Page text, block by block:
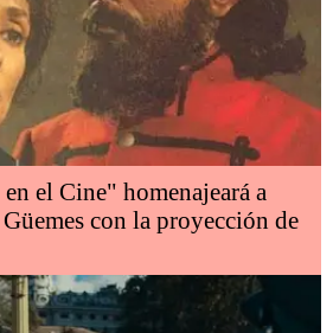
el Cine" homenajeará a
con la proyección de